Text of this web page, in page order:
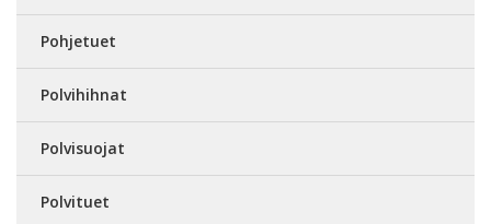
Pohjetuet
Polvihihnat
Polvisuojat
Polvituet